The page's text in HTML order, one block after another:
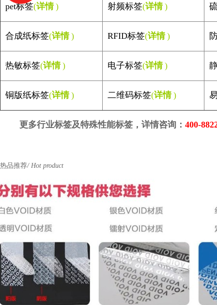
pet标签(详情 ) 射频标签(详情 )
合成纸标签(详情 ) RFID标签(详情 )
热敏标签(详情 ) 电子标签(详情 )
铜版纸标签(详情 ) 二维码标签(详情 )
更多行业标签及特殊性能标签，详情咨询： 400-
热品推荐/ Hot product